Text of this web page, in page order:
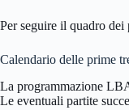
Per seguire il quadro
Calendario delle prime
La programmazione
Le eventuali partite